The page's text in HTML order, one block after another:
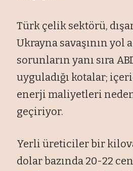
Türk çelik sektörü,
Ukrayna savaşının yol
sorunların yanı sıra
uyguladığı kotalar;
enerji maliyetleri
geçiriyor.
Yerli üreticiler bir
dolar bazında 20-22